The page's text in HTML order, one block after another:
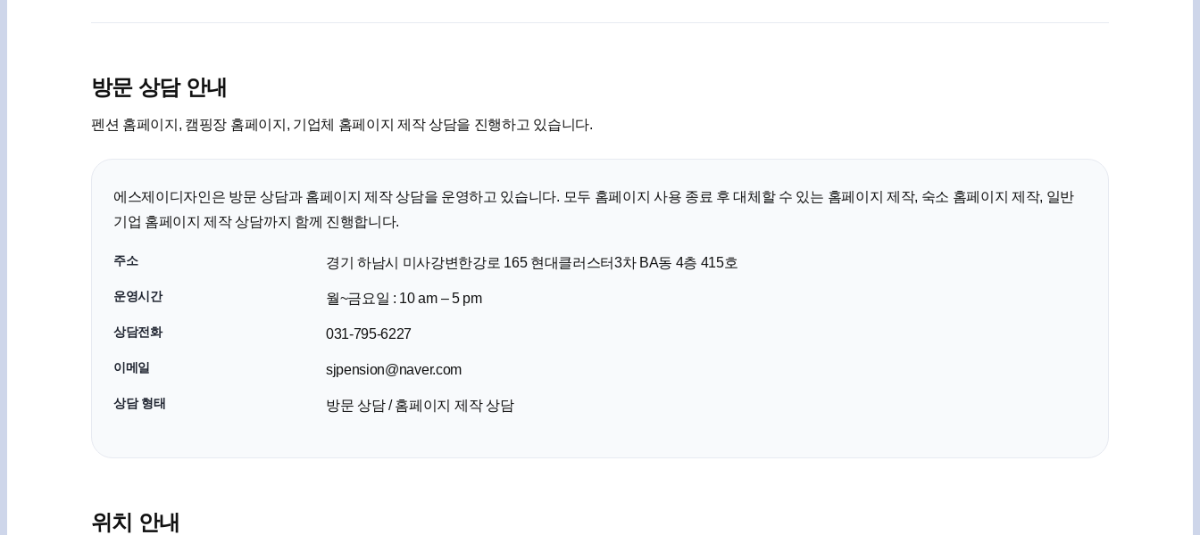
방문 상담 안내
펜션 홈페이지, 캠핑장 홈페이지, 기업체 홈페이지 제작 상담을 진행하고 있습니다.
에스제이디자인은 방문 상담과 홈페이지 제작 상담을 운영하고 있습니다. 모두 홈페이지 사용 종료 후 대체할 수 있는 홈페이지 제작, 숙소 홈페이지 제작, 일반
기업 홈페이지 제작 상담까지 함께 진행합니다.
주소 경기 하남시 미사강변한강로 165 현대클러스터3차 BA동 4층 415호
운영시간 월~금요일 : 10 am – 5 pm
상담전화 031-795-6227
이메일 sjpension@naver.com
상담 형태 방문 상담 / 홈페이지 제작 상담
위치 안내